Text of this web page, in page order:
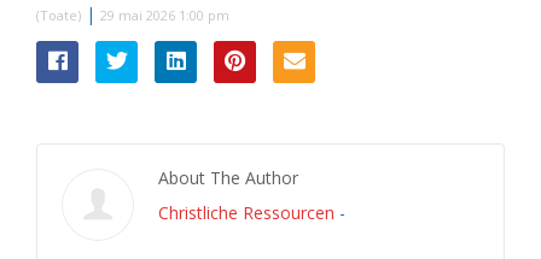
(Toate) | 29 mai 2026 1:00 pm
About The Author
Christliche Ressourcen -